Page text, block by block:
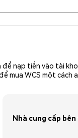
nạp tiền vào tài
mua WCS một cách
Nhà cung cấp